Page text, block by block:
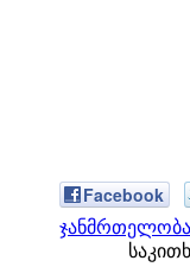
Facebook